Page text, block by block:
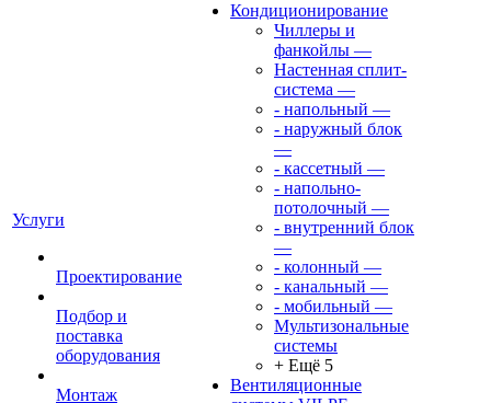
Услуги
Проектирование
Подбор и
поставка
оборудования
Монтаж
Кондиционирование
Чиллеры и
фанкойлы —
Настенная сплит-
система —
- напольный —
- наружный блок
—
- кассетный —
- напольно-
потолочный —
- внутренний блок
—
- колонный —
- канальный —
- мобильный —
Мультизональные
системы
+ Ещё 5
Вентиляционные